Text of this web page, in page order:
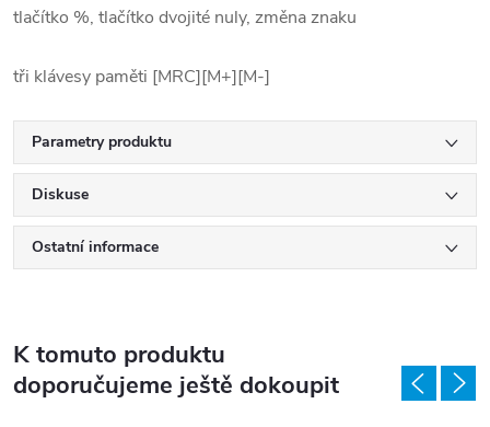
tlačítko %, tlačítko dvojité nuly, změna znaku
tři klávesy paměti [MRC][M+][M-]
Parametry produktu
Diskuse
Ostatní informace
K tomuto produktu
doporučujeme ještě dokoupit